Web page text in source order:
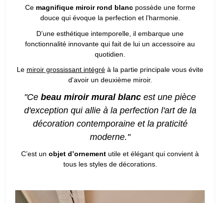
Ce magnifique miroir rond blancpossède une forme
douce qui évoque la perfection et l’harmonie.
D’une esthétique intemporelle, il embarque une
fonctionnalité innovante qui fait de lui un accessoire au
quotidien.
Le miroir grossissant intégré à la partie principale vous évite
d'avoir un deuxième miroir.
"Ce beau miroir mural blanc est une pièce
d'exception qui allie à la perfection l'art de la
décoration contemporaine et la praticité
moderne."
C’est un objet d’ornement utile et élégant qui convient à
tous les styles de décorations.